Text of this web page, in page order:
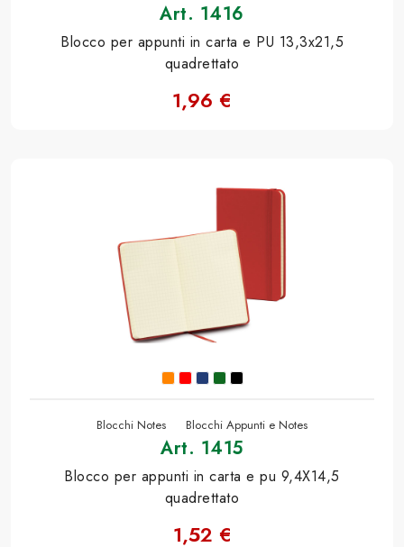
Art. 1416
Blocco per appunti in carta e PU 13,3x21,5
quadrettato
1,96 €
Blocchi Notes Blocchi Appunti e Notes
Art. 1415
Blocco per appunti in carta e pu 9,4X14,5
quadrettato
1,52 €